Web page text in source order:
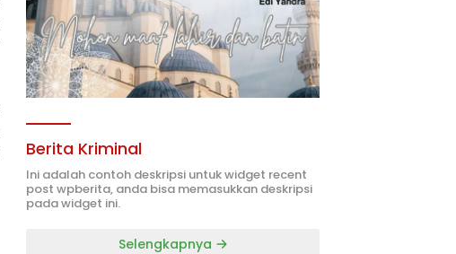
Berita Kriminal
Ini adalah contoh deskripsi untuk widget recent
post wpberita, anda bisa memasukkan deskripsi
pada widget ini.
Selengkapnya